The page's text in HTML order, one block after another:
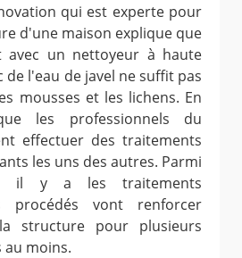
qui est experte pour
d'une maison explique que
avec un nettoyeur à haute
de l'eau de javel ne suffit pas
mousses et les lichens. En
les professionnels du
effectuer des traitements
les uns des autres. Parmi
il y a les traitements
procédés vont renforcer
structure pour plusieurs
au moins.